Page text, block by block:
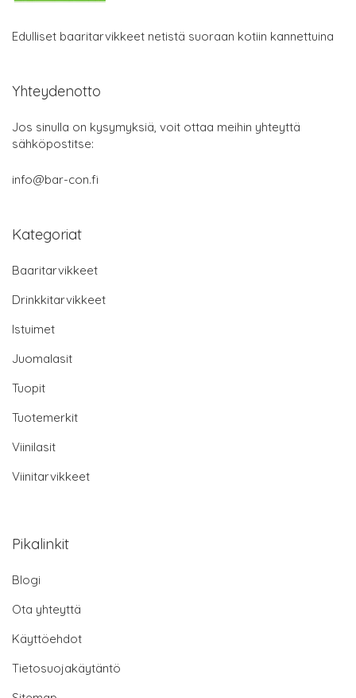
Edulliset baaritarvikkeet netistä suoraan kotiin kannettuina
Yhteydenotto
Jos sinulla on kysymyksiä, voit ottaa meihin yhteyttä
sähköpostitse:
info@bar-con.fi
Kategoriat
Baaritarvikkeet
Drinkkitarvikkeet
Istuimet
Juomalasit
Tuopit
Tuotemerkit
Viinilasit
Viinitarvikkeet
Pikalinkit
Blogi
Ota yhteyttä
Käyttöehdot
Tietosuojakäytäntö